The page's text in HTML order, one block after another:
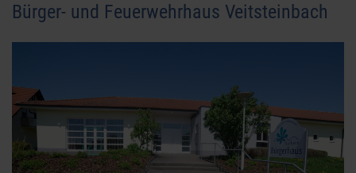
Bürger- und Feuerwehrhaus Veitsteinbach